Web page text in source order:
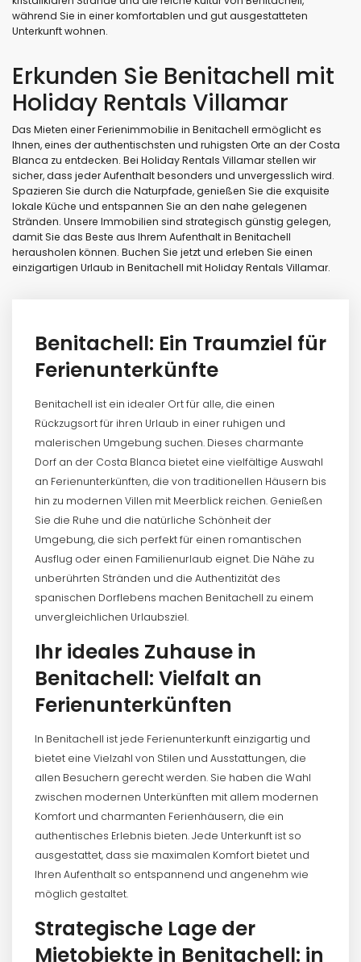
während Sie in einer komfortablen und gut ausgestatteten
Unterkunft wohnen.
Erkunden Sie Benitachell mit
Holiday Rentals Villamar
Das Mieten einer Ferienimmobilie in Benitachell ermöglicht es
Ihnen, eines der authentischsten und ruhigsten Orte an der Costa
Blanca zu entdecken. Bei Holiday Rentals Villamar stellen wir
sicher, dass jeder Aufenthalt besonders und unvergesslich wird.
Spazieren Sie durch die Naturpfade, genießen Sie die exquisite
lokale Küche und entspannen Sie an den nahe gelegenen
Stränden. Unsere Immobilien sind strategisch günstig gelegen,
damit Sie das Beste aus Ihrem Aufenthalt in Benitachell
herausholen können. Buchen Sie jetzt und erleben Sie einen
einzigartigen Urlaub in Benitachell mit Holiday Rentals Villamar.
Benitachell: Ein Traumziel für
Ferienunterkünfte
Benitachell ist ein idealer Ort für alle, die einen
Rückzugsort für ihren Urlaub in einer ruhigen und
malerischen Umgebung suchen. Dieses charmante
Dorf an der Costa Blanca bietet eine vielfältige Auswahl
an Ferienunterkünften, die von traditionellen Häusern bis
hin zu modernen Villen mit Meerblick reichen. Genießen
Sie die Ruhe und die natürliche Schönheit der
Umgebung, die sich perfekt für einen romantischen
Ausflug oder einen Familienurlaub eignet. Die Nähe zu
unberührten Stränden und die Authentizität des
spanischen Dorflebens machen Benitachell zu einem
unvergleichlichen Urlaubsziel.
Ihr ideales Zuhause in
Benitachell: Vielfalt an
Ferienunterkünften
In Benitachell ist jede Ferienunterkunft einzigartig und
bietet eine Vielzahl von Stilen und Ausstattungen, die
allen Besuchern gerecht werden. Sie haben die Wahl
zwischen modernen Unterkünften mit allem modernen
Komfort und charmanten Ferienhäusern, die ein
authentisches Erlebnis bieten. Jede Unterkunft ist so
ausgestattet, dass sie maximalen Komfort bietet und
Ihren Aufenthalt so entspannend und angenehm wie
möglich gestaltet.
Strategische Lage der
Mietobjekte in Benitachell: in